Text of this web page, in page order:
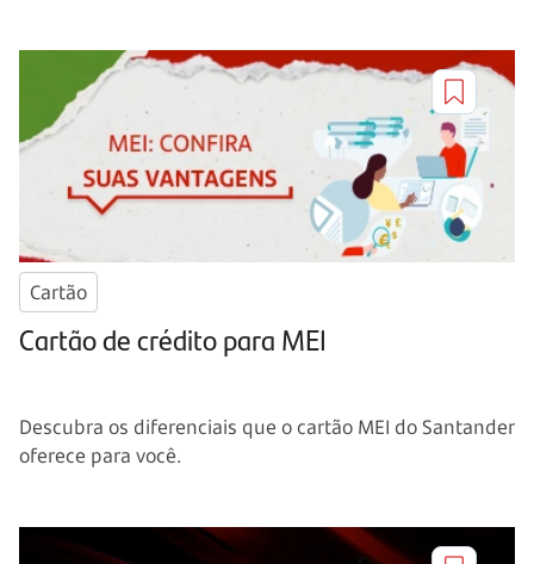
Cartão
Cartão de crédito para MEI
Descubra os diferenciais que o cartão MEI do Santander
oferece para você.